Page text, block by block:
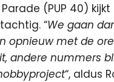
(PUP 40)
“We gaan
opnieuw met de
andere nummers
“, aldus